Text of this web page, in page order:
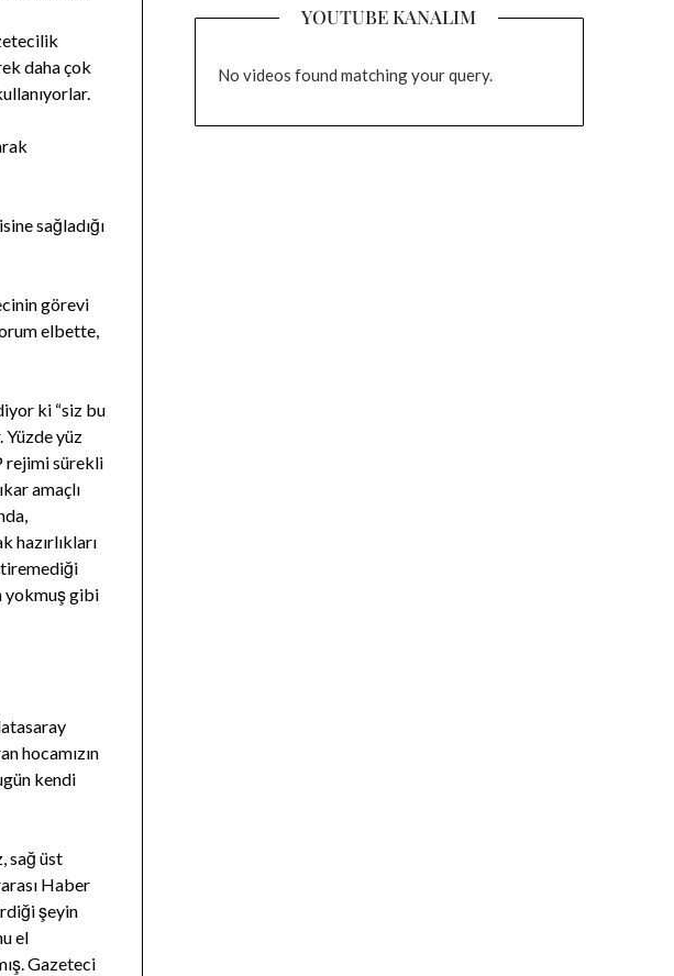
daha çok
sağladığı
görevi
elbette,
ki “siz bu
Yüzde yüz
rejimi sürekli
amaçlı
hazırlıkları
yokmuş gibi
hocamızın
kendi
sağ üst
Haber
şeyin
el
Gazeteci
goruntuleYOUTUBE KANALIM
No videos found matching your query.